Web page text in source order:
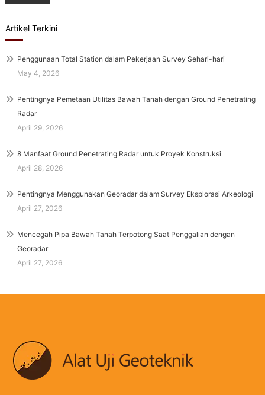
Artikel Terkini
Penggunaan Total Station dalam Pekerjaan Survey Sehari-hari
May 4, 2026
Pentingnya Pemetaan Utilitas Bawah Tanah dengan Ground Penetrating
Radar
April 29, 2026
8 Manfaat Ground Penetrating Radar untuk Proyek Konstruksi
April 28, 2026
Pentingnya Menggunakan Georadar dalam Survey Eksplorasi Arkeologi
April 27, 2026
Mencegah Pipa Bawah Tanah Terpotong Saat Penggalian dengan
Georadar
April 27, 2026